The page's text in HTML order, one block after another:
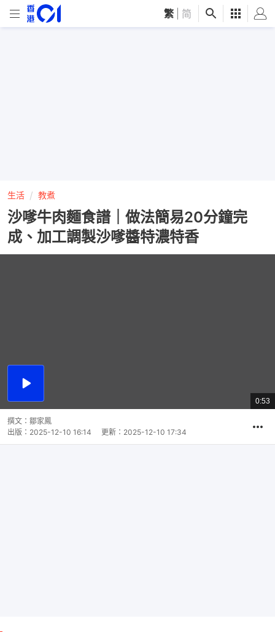
繁 简
生活 教煮
沙嗲牛肉麵食譜｜做法簡易20分鐘完
成、加工調製沙嗲醬特濃特香
播
總
共
0:53
撰文： 鄒家鳳
出版： 2025-12-10 16:14 更新： 2025-12-10 17:34